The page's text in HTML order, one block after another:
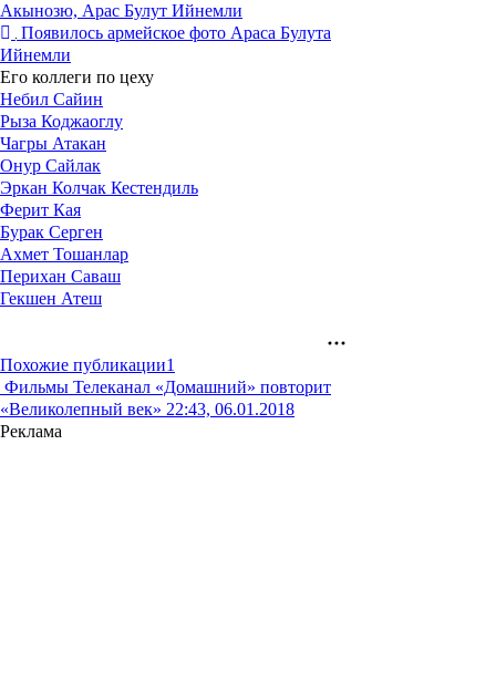
Акынозю, Арас Булут Ийнемли
Появилось армейское фото Араса Булута
Ийнемли
Его коллеги по цеху
Небил Сайин
Рыза Коджаоглу
Чагры Атакан
Онур Сайлак
Эркан Колчак Кестендиль
Ферит Кая
Бурак Серген
Ахмет Тошанлар
Перихан Саваш
Гекшен Атеш
Похожие публикации1
Фильмы Телеканал «Домашний» повторит
«Великолепный век» 22:43, 06.01.2018
Реклама